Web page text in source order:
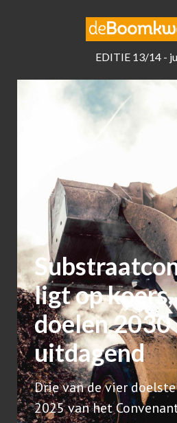
EDITIE 13/14 -
ligt op
doelen
uitdagend
Drie van de vier
2025 van het